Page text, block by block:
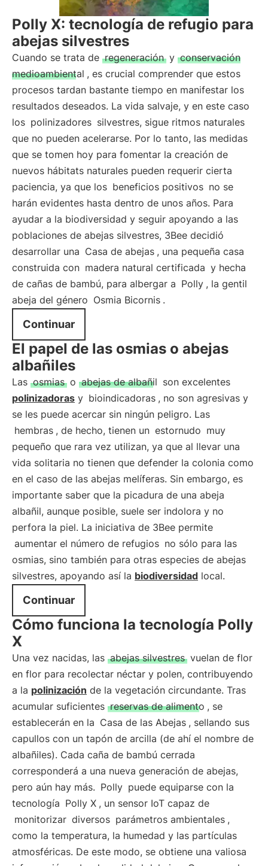
Polly X: tecnología de refugio para
abejas silvestres
Cuando se trata de regeneración y conservación
medioambiental , es crucial comprender que estos
procesos tardan bastante tiempo en manifestar los
resultados deseados. La vida salvaje, y en este caso
los polinizadores silvestres, sigue ritmos naturales
que no pueden acelerarse. Por lo tanto, las medidas
que se tomen hoy para fomentar la creación de
nuevos hábitats naturales pueden requerir cierta
paciencia, ya que los beneficios positivos no se
harán evidentes hasta dentro de unos años. Para
ayudar a la biodiversidad y seguir apoyando a las
poblaciones de abejas silvestres, 3Bee decidió
desarrollar una Casa de abejas , una pequeña casa
construida con madera natural certificada y hecha
de cañas de bambú, para albergar a Polly , la gentil
abeja del género Osmia Bicornis .
Continuar
El papel de las osmias o abejas
albañiles
Las osmias o abejas de albañil son excelentes
polinizadoras y bioindicadoras , no son agresivas y
se les puede acercar sin ningún peligro. Las
hembras , de hecho, tienen un estornudo muy
pequeño que rara vez utilizan, ya que al llevar una
vida solitaria no tienen que defender la colonia como
en el caso de las abejas melíferas. Sin embargo, es
importante saber que la picadura de una abeja
albañil, aunque posible, suele ser indolora y no
perfora la piel. La iniciativa de 3Bee permite
aumentar el número de refugios no sólo para las
osmias, sino también para otras especies de abejas
silvestres, apoyando así la biodiversidad local.
Continuar
Cómo funciona la tecnología Polly
X
Una vez nacidas, las abejas silvestres vuelan de flor
en flor para recolectar néctar y polen, contribuyendo
a la polinización de la vegetación circundante. Tras
acumular suficientes reservas de alimento , se
establecerán en la Casa de las Abejas , sellando sus
capullos con un tapón de arcilla (de ahí el nombre de
albañiles). Cada caña de bambú cerrada
corresponderá a una nueva generación de abejas,
pero aún hay más. Polly puede equiparse con la
tecnología Polly X , un sensor IoT capaz de
monitorizar diversos parámetros ambientales ,
como la temperatura, la humedad y las partículas
atmosféricas. De este modo, se obtiene una valiosa